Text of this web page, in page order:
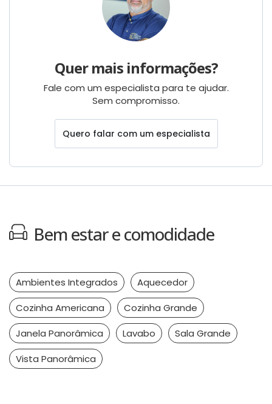
Quer mais informações?
Fale com um especialista para te ajudar.
Sem compromisso.
Quero falar com um especialista
Bem estar e comodidade
Ambientes Integrados
Aquecedor
Cozinha Americana
Cozinha Grande
Janela Panorâmica
Lavabo
Sala Grande
Vista Panorâmica